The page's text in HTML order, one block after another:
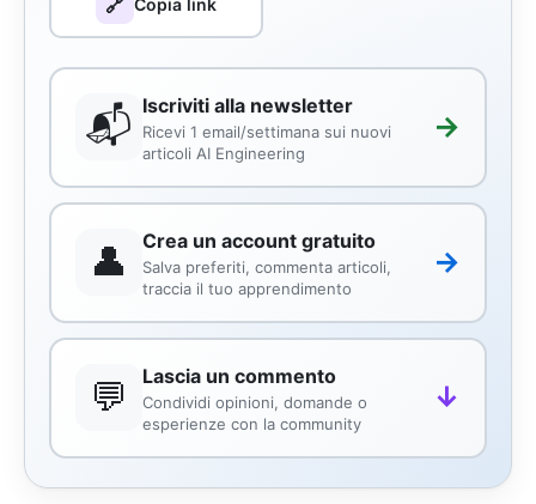
Copia link
📬 Iscriviti alla newsletter
Ricevi 1 email/settimana sui nuovi
articoli AI Engineering
→
👤 Crea un account gratuito
Salva preferiti, commenta articoli,
traccia il tuo apprendimento
→
💬 Lascia un commento
Condividi opinioni, domande o
esperienze con la community
↓